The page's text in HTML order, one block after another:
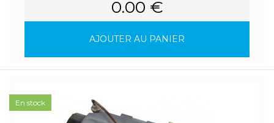
0.00 €
AJOUTER AU PANIER
En stock